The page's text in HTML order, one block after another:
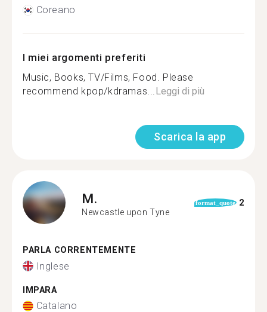
Coreano
I miei argomenti preferiti
Music, Books, TV/Films, Food. Please
recommend kpop/kdramas...Leggi di più
Scarica la app
M.
Newcastle upon Tyne
format_quote 2
PARLA CORRENTEMENTE
Inglese
IMPARA
Catalano